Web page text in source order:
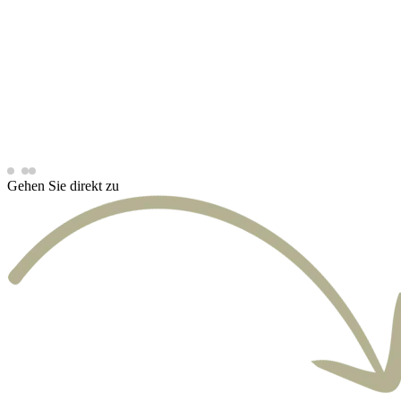
Gehen Sie direkt zu